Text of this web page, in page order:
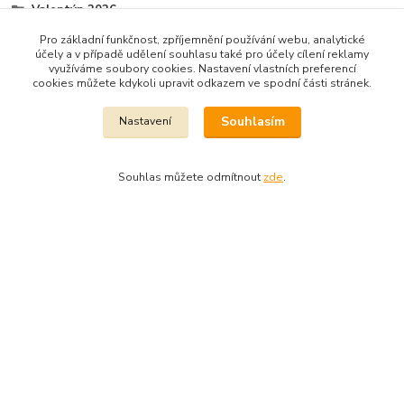
Valentýn 2026
ČESKÁ MÝDLA a kosmetika
Mýdla 90 G
Pro základní funkčnost, zpříjemnění používání webu, analytické
účely a v případě udělení souhlasu také pro účely cílení reklamy
využíváme soubory cookies. Nastavení vlastních preferencí
cookies můžete kdykoli upravit odkazem ve spodní části stránek.
Nastavení Souhlasím
Souhlas můžete odmítnout zde.